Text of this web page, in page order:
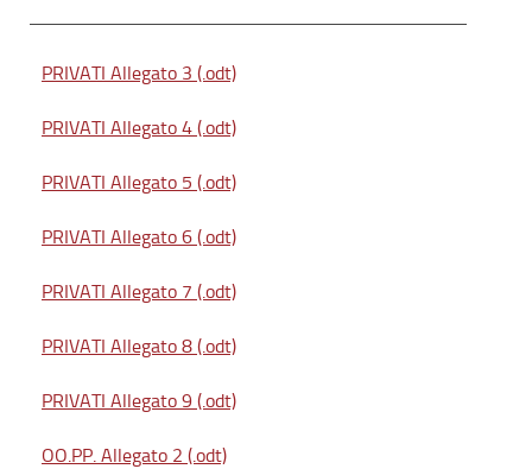
PRIVATI Allegato 3 (.odt)
PRIVATI Allegato 4 (.odt)
PRIVATI Allegato 5 (.odt)
PRIVATI Allegato 6 (.odt)
PRIVATI Allegato 7 (.odt)
PRIVATI Allegato 8 (.odt)
PRIVATI Allegato 9 (.odt)
OO.PP. Allegato 2 (.odt)